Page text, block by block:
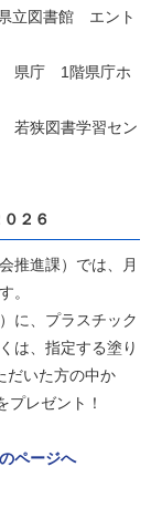
立図書館 エント
県庁 1階県庁ホ
若狭図書学習セン
２６
推進課）では、月
。
に、プラスチック
は、指定する塗り
だいた方の中か
プレゼント！
ページへ